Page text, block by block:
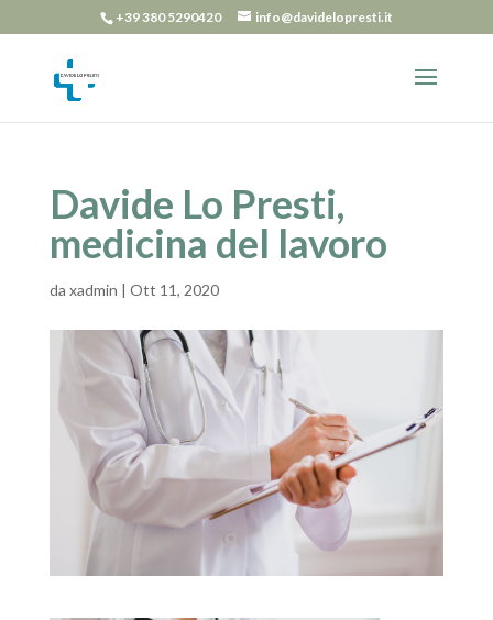
+39 380 5290420 info@davidelopresti.it
Davide Lo Presti,
medicina del lavoro
da xadmin | Ott 11, 2020